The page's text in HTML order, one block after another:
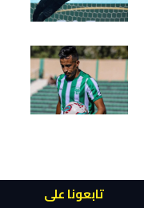
تابعونا على